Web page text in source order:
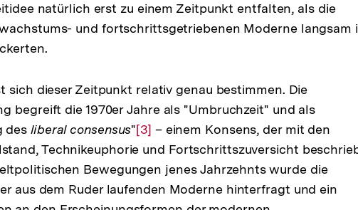
natürlich erst zu einem Zeitpunkt entfalten, als die
und fortschrittsgetriebenen Moderne langsam
sich dieser Zeitpunkt relativ genau bestimmen. Die
begreift die 1970er Jahre als "Umbruchzeit" und als
des liberal consensus"Zur
Auflösung
der
Fußnote
[3] – einem Konsens, der mit den
Technikeuphorie und Fortschrittszuversicht
Bewegungen jenes Jahrzehnts wurde die
aus dem Ruder laufenden Moderne hinterfragt und ein